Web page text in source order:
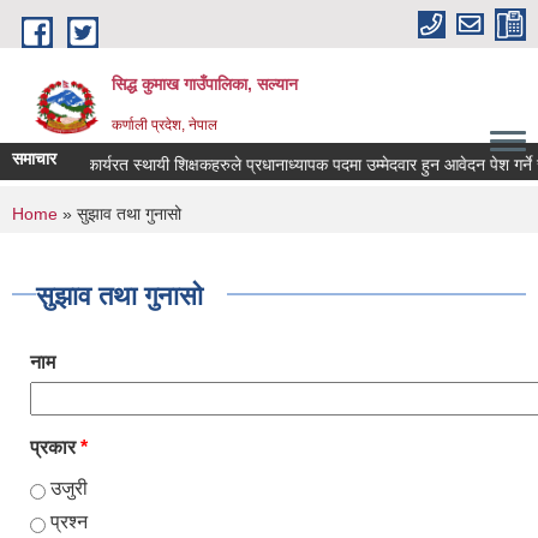
Skip to main content
सिद्ध कुमाख गाउँपालिका, सल्यान
कर्णाली प्रदेश, नेपाल
समाचार कार्यरत स्थायी शिक्षकहरुले प्रधानाध्यापक पदमा उम्मेदवार हुन आवेदन पेश गर्ने
You are here
Home » सुझाव तथा गुनासो
सुझाव तथा गुनासो
नाम
प्रकार*
उजुरी
प्रश्न